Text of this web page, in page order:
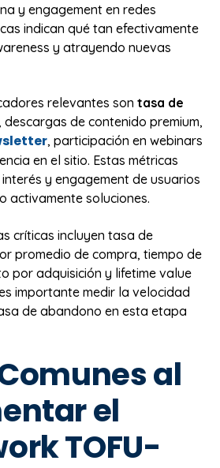
y engagement en redes
indican qué tan efectivamente
y atrayendo nuevas
relevantes son tasa de
descargas de contenido premium,
, participación en webinars
en el sitio. Estas métricas
y engagement de usuarios
activamente soluciones.
críticas incluyen tasa de
promedio de compra, tiempo de
por adquisición y lifetime value
importante medir la velocidad
de abandono en esta etapa
al
el
TOFU-